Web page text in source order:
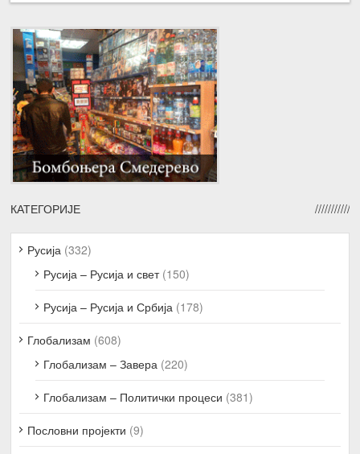
КАТЕГОРИЈЕ
Русија (332)
Русија – Русија и свет(150)
Русија – Русија и Србија (178)
Глобализам (608)
Глобализам – Завера (220)
Глобализам – Политички процеси (381)
Пословни пројекти (9)